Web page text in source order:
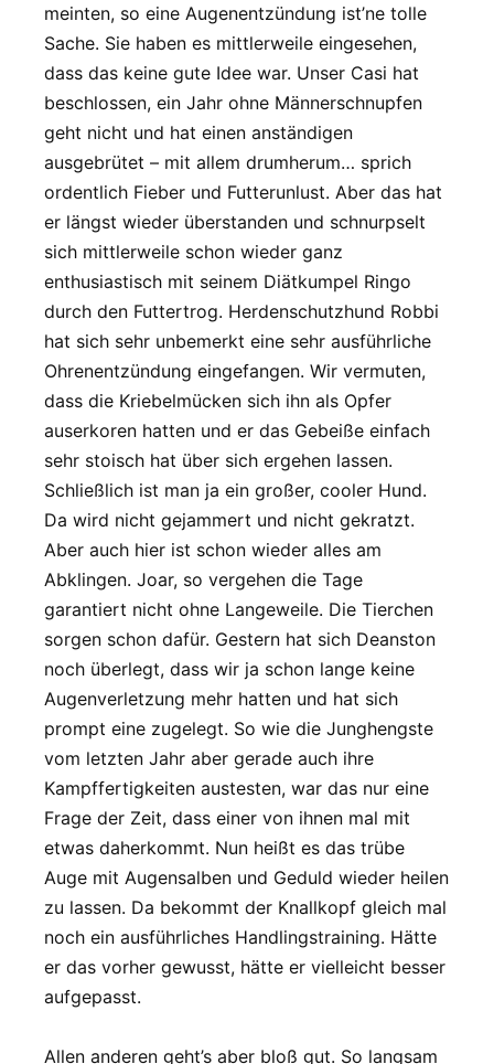
meinten, so eine Augenentzündung ist’ne tolle
Sache. Sie haben es mittlerweile eingesehen,
dass das keine gute Idee war. Unser Casi hat
beschlossen, ein Jahr ohne Männerschnupfen
geht nicht und hat einen anständigen
ausgebrütet – mit allem drumherum… sprich
ordentlich Fieber und Futterunlust. Aber das hat
er längst wieder überstanden und schnurpselt
sich mittlerweile schon wieder ganz
enthusiastisch mit seinem Diätkumpel Ringo
durch den Futtertrog. Herdenschutzhund Robbi
hat sich sehr unbemerkt eine sehr ausführliche
Ohrenentzündung eingefangen. Wir vermuten,
dass die Kriebelmücken sich ihn als Opfer
auserkoren hatten und er das Gebeiße einfach
sehr stoisch hat über sich ergehen lassen.
Schließlich ist man ja ein großer, cooler Hund.
Da wird nicht gejammert und nicht gekratzt.
Aber auch hier ist schon wieder alles am
Abklingen. Joar, so vergehen die Tage
garantiert nicht ohne Langeweile. Die Tierchen
sorgen schon dafür. Gestern hat sich Deanston
noch überlegt, dass wir ja schon lange keine
Augenverletzung mehr hatten und hat sich
prompt eine zugelegt. So wie die Junghengste
vom letzten Jahr aber gerade auch ihre
Kampffertigkeiten austesten, war das nur eine
Frage der Zeit, dass einer von ihnen mal mit
etwas daherkommt. Nun heißt es das trübe
Auge mit Augensalben und Geduld wieder heilen
zu lassen. Da bekommt der Knallkopf gleich mal
noch ein ausführliches Handlingstraining. Hätte
er das vorher gewusst, hätte er vielleicht besser
aufgepasst.
Allen anderen geht’s aber bloß gut. So langsam